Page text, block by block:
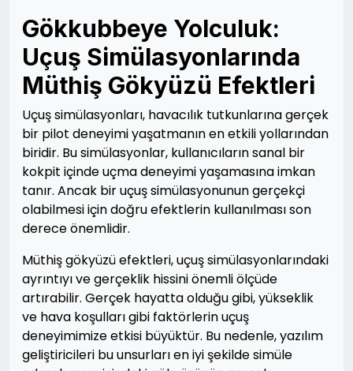
Gökkubbeye Yolculuk:
Uçuş Simülasyonlarında
Müthiş Gökyüzü Efektleri
Uçuş simülasyonları, havacılık tutkunlarına gerçek
bir pilot deneyimi yaşatmanın en etkili yollarından
biridir. Bu simülasyonlar, kullanıcıların sanal bir
kokpit içinde uçma deneyimi yaşamasına imkan
tanır. Ancak bir uçuş simülasyonunun gerçekçi
olabilmesi için doğru efektlerin kullanılması son
derece önemlidir.
Müthiş gökyüzü efektleri, uçuş simülasyonlarındaki
ayrıntıyı ve gerçeklik hissini önemli ölçüde
artırabilir. Gerçek hayatta olduğu gibi, yükseklik
ve hava koşulları gibi faktörlerin uçuş
deneyimimize etkisi büyüktür. Bu nedenle, yazılım
geliştiricileri bu unsurları en iyi şekilde simüle